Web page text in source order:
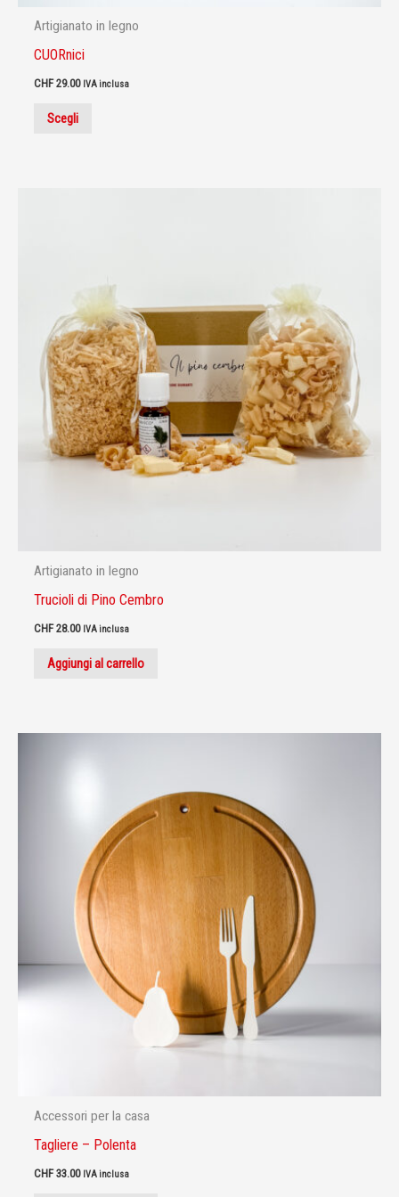
Artigianato in legno
CUORnici
CHF29.00 IVA inclusa
Scegli
Artigianato in legno
Trucioli di Pino Cembro
CHF28.00 IVA inclusa
Aggiungi al carrello
Accessori per la casa
Tagliere – Polenta
CHF33.00 IVA inclusa